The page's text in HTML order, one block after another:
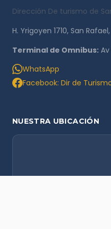
Dirección De turismo de
H. Yrigoyen 1710, San
Terminal de Omnibus:
WhatsApp
Facebook: Dir de
NUESTRA UBICACIÓN